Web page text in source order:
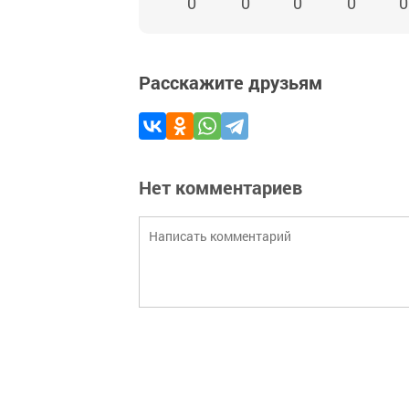
Расскажите друзьям
Нет комментариев